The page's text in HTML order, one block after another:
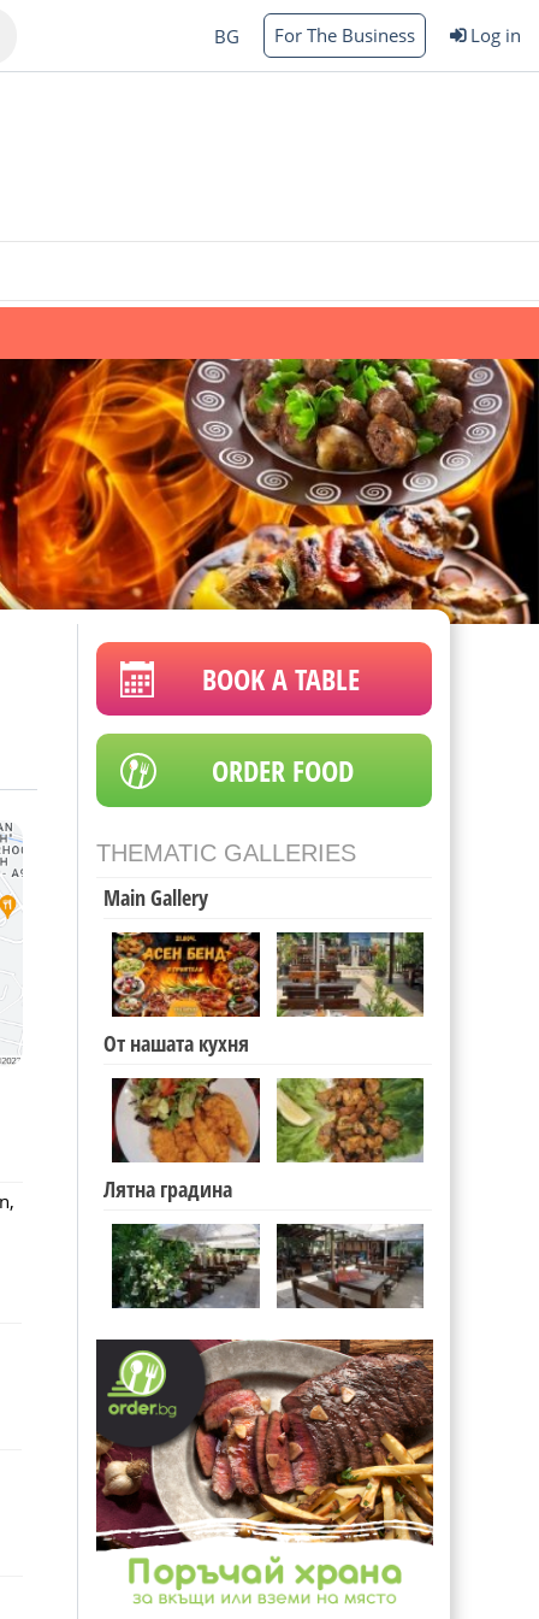
BG For The Business Log in
BOOK A TABLE
ORDER FOOD
THEMATIC GALLERIES
Main Gallery
От нашата кухня
Лятна градина